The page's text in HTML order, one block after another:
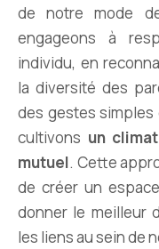
de notre mode
engageons à
individu, en
la diversité des
des gestes
cultivons un
mutuel. Cette
de créer un
donner le meilleur
les liens au sein de